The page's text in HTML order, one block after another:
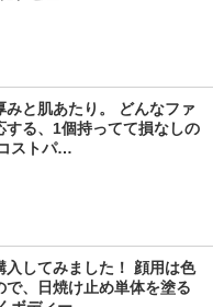
と肌あたり。 どんなファ
する、1個持ってて損なしの
ストパ…
入してみました！ 顔用は色
で、日焼け止め単体を塗る